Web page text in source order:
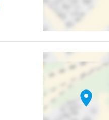
location_on